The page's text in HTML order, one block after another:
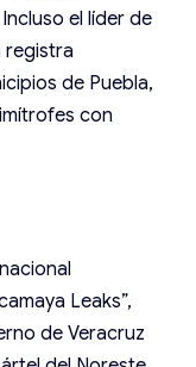
el líder de
registra
de Puebla,
con
Leaks”,
de Veracruz